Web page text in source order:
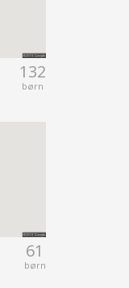
132
børn
61
børn